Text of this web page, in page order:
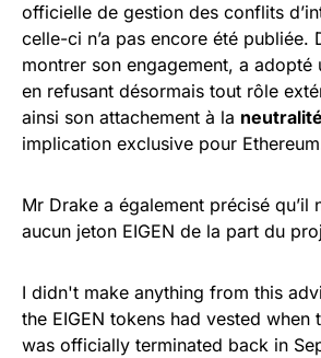
officielle de gestion des conflits
celle-ci n’a pas encore été publiée.
montrer son engagement, a adopté
en refusant désormais tout rôle
ainsi son attachement à la neutralité
implication exclusive pour
Mr Drake a également précisé qu’il
aucun jeton EIGEN de la part du
I didn't make anything from this
the EIGEN tokens had vested when
was officially terminated back in